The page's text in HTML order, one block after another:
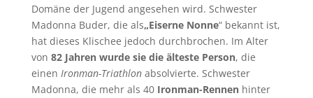
Domäne der Jugend angesehen wird. Schwester
Madonna Buder, die als„Eiserne Nonne“ bekannt ist,
hat dieses Klischee jedoch durchbrochen. Im Alter
von 82 Jahren wurde sie die älteste Person, die
einen Ironman-Triathlonabsolvierte. Schwester
Madonna, die mehr als 40 Ironman-Rennenhinter